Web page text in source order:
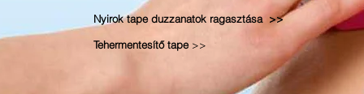
Nyirok tape duzzanatok ragasztása >>
Tehermentesítő tape >>